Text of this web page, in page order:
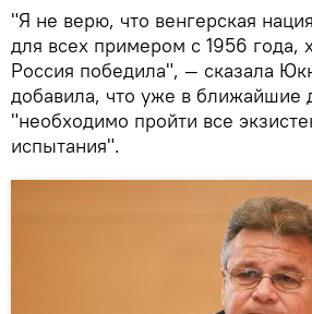
"Я не верю, что венгерская
для всех примером с 1956 года,
Россия победила", — сказала
добавила, что уже в ближайшие
"необходимо пройти все
испытания".